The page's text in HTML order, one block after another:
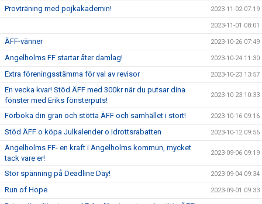
Provträning med pojkakademin! 2023-11-02 07:19
2023-11-01 08:01
ÄFF-vänner 2023-10-26 07:49
Ängelholms FF startar åter damlag! 2023-10-24 11:30
Extra föreningsstämma för val av revisor 2023-10-23 13:57
En vecka kvar! Stöd ÄFF med 300kr när du putsar dina
fönster med Eriks fönsterputs!
2023-10-23 10:33
Förboka din gran och stötta ÄFF och samhället i stort! 2023-10-16 09:16
Stöd ÄFF o köpa Julkalender o Idrottsrabatten 2023-10-12 09:56
Ängelholms FF- en kraft i Ängelholms kommun, mycket
tack vare er!
2023-09-06 09:19
Stor spänning på Deadline Day! 2023-09-04 09:34
Run of Hope 2023-09-01 09:33